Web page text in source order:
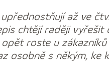
až ve
chtějí raději vyřešit
roste u
s někým, ke